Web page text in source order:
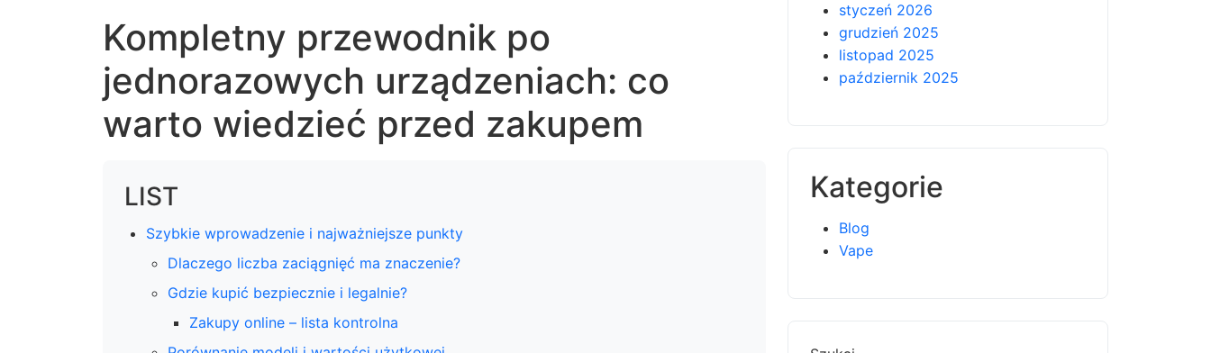
Kompletny przewodnik po
jednorazowych urządzeniach: co
warto wiedzieć przed zakupem
LIST
Szybkie wprowadzenie i najważniejsze punkty
Dlaczego liczba zaciągnięć ma znaczenie?
Gdzie kupić bezpiecznie i legalnie?
Zakupy online – lista kontrolna
styczeń 2026
grudzień 2025
listopad 2025
październik 2025
Kategorie
Blog
Vape